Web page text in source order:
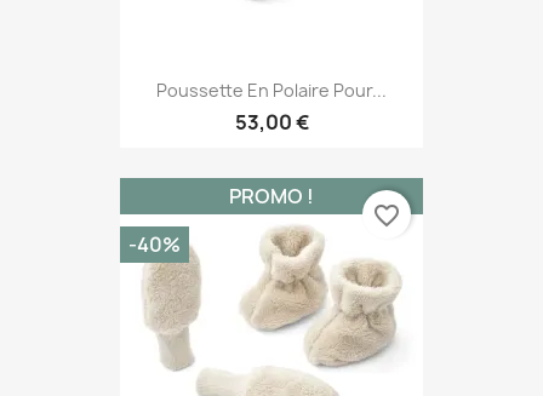
Poussette En Polaire Pour...
53,00 €
PROMO !
-40%
favorite_border